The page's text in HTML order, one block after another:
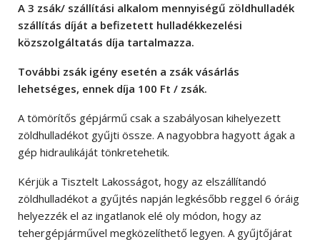
A 3 zsák/ szállítási alkalom mennyiségű zöldhulladék
szállítás díját a befizetett hulladékkezelési
közszolgáltatás díja tartalmazza.
További zsák igény esetén a zsák vásárlás
lehetséges, ennek díja 100 Ft / zsák.
A tömörítős gépjármű csak a szabályosan kihelyezett
zöldhulladékot gyűjti össze. A nagyobbra hagyott ágak a
gép hidraulikáját tönkretehetik.
Kérjük a Tisztelt Lakosságot, hogy az elszállítandó
zöldhulladékot a gyűjtés napján legkésőbb reggel 6 óráig
helyezzék el az ingatlanok elé oly módon, hogy az
tehergépjárművel megközelíthető legyen. A gyűjtőjárat